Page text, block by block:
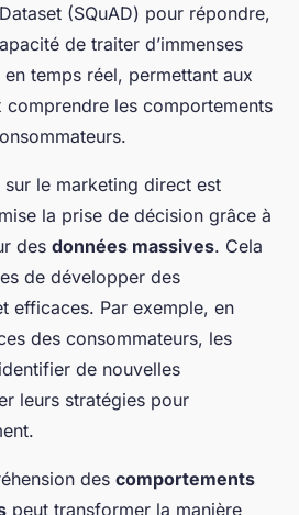
(SQuAD) pour répondre,
de traiter d’immenses
temps réel, permettant aux
comprendre les comportements
sur le marketing direct est
la prise de décision grâce à
des données massives. Cela
de développer des
efficaces. Par exemple, en
des consommateurs, les
de nouvelles
leurs stratégies pour
des comportements
peut transformer la manière